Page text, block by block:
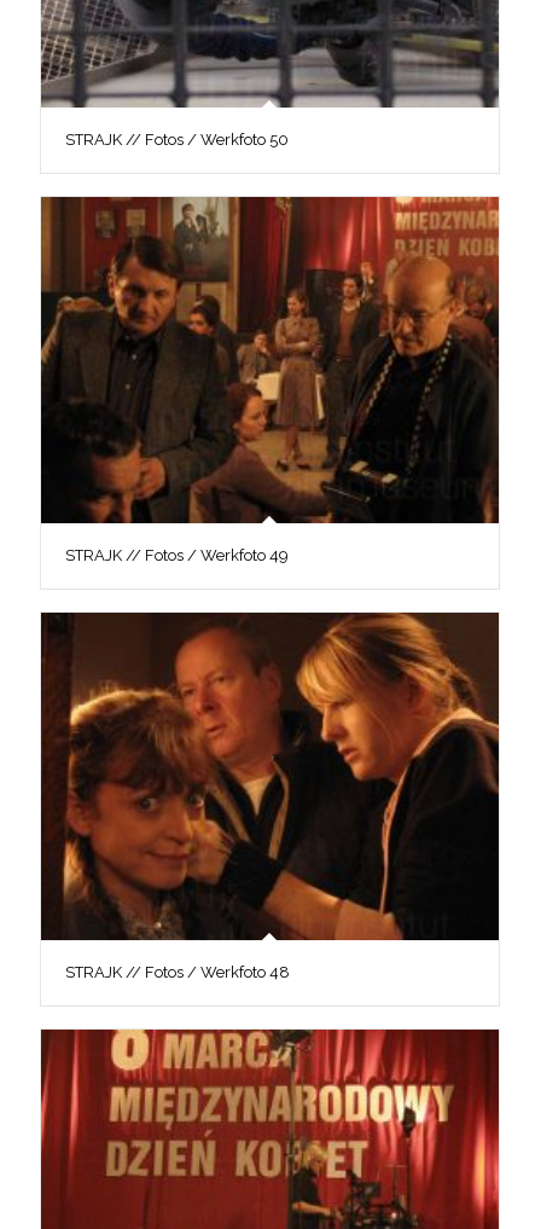
STRAJK // Fotos / Werkfoto 50
STRAJK // Fotos / Werkfoto 49
STRAJK // Fotos / Werkfoto 48